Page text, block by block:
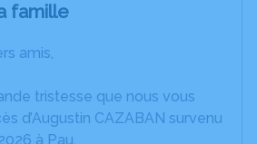
famille
amis,
tristesse que nous vous
d’Augustin CAZABAN survenu
à Pau.